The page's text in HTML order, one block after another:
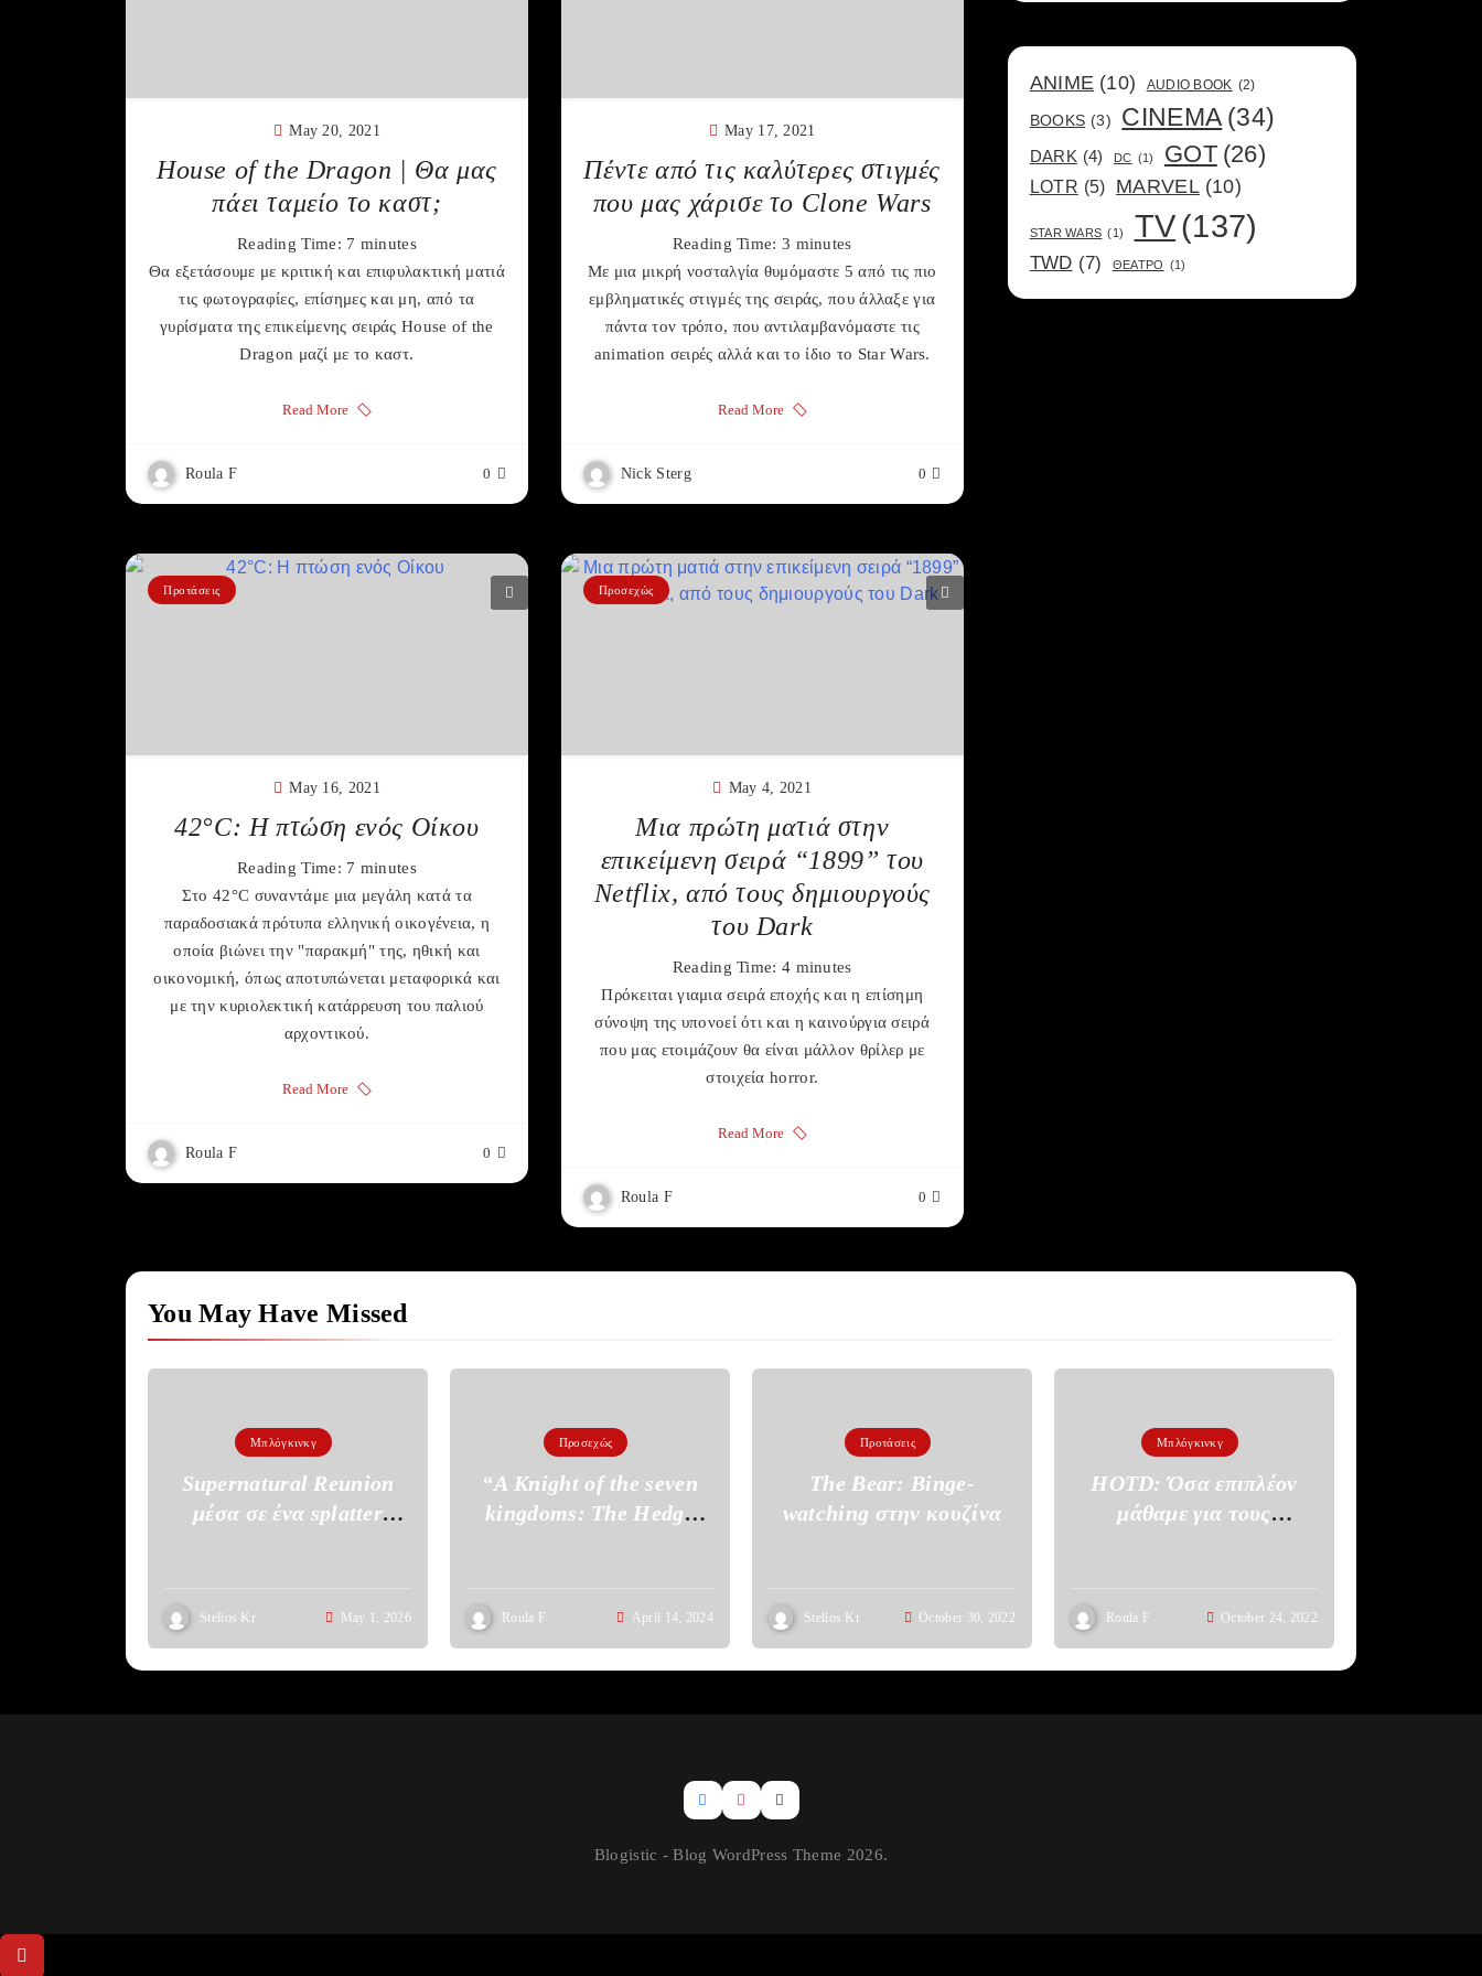
May 20, 2021
House of the Dragon | Θα μας
πάει ταμείο το καστ;
Reading Time: 7 minutes
Θα εξετάσουμε με κριτική και επιφυλακτική ματιά
τις φωτογραφίες, επίσημες και μη, από τα
γυρίσματα της επικείμενης σειράς House of the
Dragon μαζί με το καστ.
Read More
Roula F 0
May 17, 2021
Πέντε από τις καλύτερες στιγμές
που μας χάρισε το Clone Wars
Reading Time: 3 minutes
Με μια μικρή νοσταλγία θυμόμαστε 5 από τις πιο
εμβληματικές στιγμές της σειράς, που άλλαξε για
πάντα τον τρόπο, που αντιλαμβανόμαστε τις
animation σειρές αλλά και το ίδιο το Star Wars.
Read More
Nick Sterg 0
Προτάσεις
May 16, 2021
42°C: Η πτώση ενός Οίκου
Reading Time: 7 minutes
Στο 42°C συναντάμε μια μεγάλη κατά τα
παραδοσιακά πρότυπα ελληνική οικογένεια, η
οποία βιώνει την "παρακμή" της, ηθική και
οικονομική, όπως αποτυπώνεται μεταφορικά και
με την κυριολεκτική κατάρρευση του παλιού
αρχοντικού.
Read More
Roula F 0
Προσεχώς
May 4, 2021
Μια πρώτη ματιά στην
επικείμενη σειρά “1899” του
Netflix, από τους δημιουργούς
του Dark
Reading Time: 4 minutes
Πρόκειται γιαμια σειρά εποχής και η επίσημη
σύνοψη της υπονοεί ότι και η καινούργια σειρά
που μας ετοιμάζουν θα είναι μάλλον θρίλερ με
στοιχεία horror.
Read More
Roula F 0
ANIME (10) AUDIO BOOK (2)
BOOKS (3) CINEMA (34)
DARK (4) DC (1) GOT (26)
LOTR (5) MARVEL (10)
STAR WARS (1) TV(137)
TWD (7) ΘΕΑΤΡΟ (1)
You May Have Missed
Μπλόγκινκγ
Supernatural Reunion
μέσα σε ένα splatter
Stelios Kr May 1, 2026
Προσεχώς
“A Knight of the seven
kingdoms: The Hedge
Roula F April 14, 2024
Προτάσεις
The Bear: Binge-
watching στην κουζίνα
Stelios Kr October 30, 2022
Μπλόγκινκγ
HOTD: Όσα επιπλέον
μάθαμε για τους
Roula F October 24, 2022
Blogistic - Blog WordPress Theme 2026.